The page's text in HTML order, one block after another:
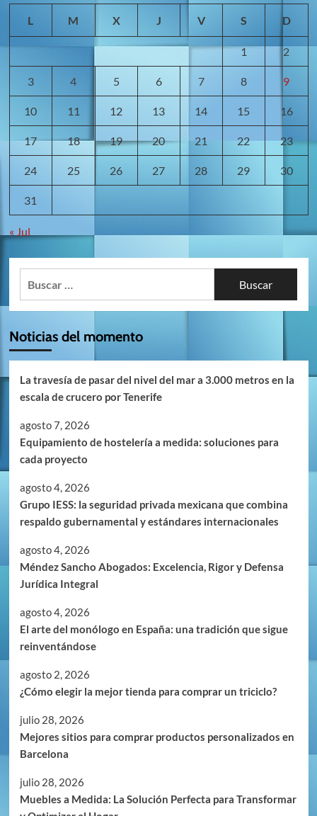
L M X J V S D
1 2
3 4 5 6 7 8 9
10 11 12 13 14 15 16
17 18 19 20 21 22 23
24 25 26 27 28 29 30
31
« Jul
Noticias del momento
La travesía de pasar del nivel del mar a 3.000 metros en la
escala de crucero por Tenerife
agosto 7, 2026
Equipamiento de hostelería a medida: soluciones para
cada proyecto
agosto 4, 2026
Grupo IESS: la seguridad privada mexicana que combina
respaldo gubernamental y estándares internacionales
agosto 4, 2026
Méndez Sancho Abogados: Excelencia, Rigor y Defensa
Jurídica Integral
agosto 4, 2026
El arte del monólogo en España: una tradición que sigue
reinventándose
agosto 2, 2026
¿Cómo elegir la mejor tienda para comprar un triciclo?
julio 28, 2026
Mejores sitios para comprar productos personalizados en
Barcelona
julio 28, 2026
Muebles a Medida: La Solución Perfecta para Transformar